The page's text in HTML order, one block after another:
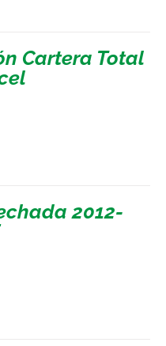
Cartera Total
2012-